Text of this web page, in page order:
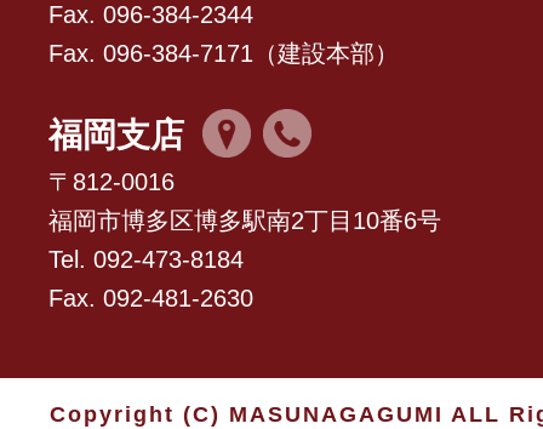
Fax. 096-384-2344
Fax. 096-384-7171（建設本部）
福岡支店
〒812-0016
福岡市博多区博多駅南2丁目10番6号
Tel. 092-473-8184
Fax. 092-481-2630
Copyright (C) MASUNAGAGUMI ALL